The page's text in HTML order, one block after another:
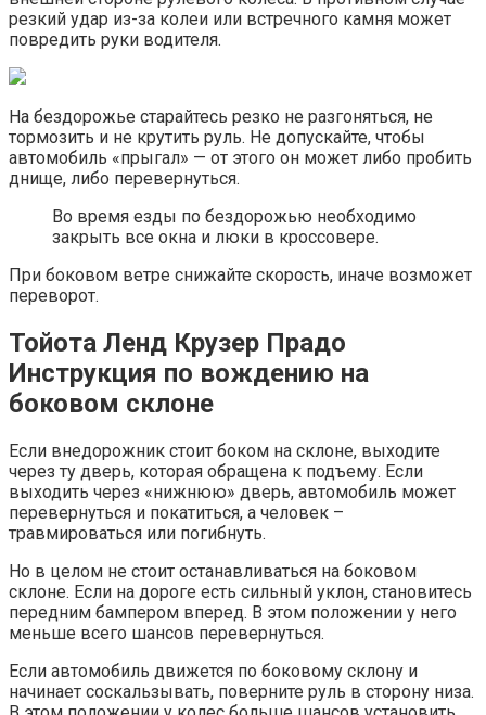
резкий удар из-за колеи или встречного камня может
повредить руки водителя.
На бездорожье старайтесь резко не разгоняться, не
тормозить и не крутить руль. Не допускайте, чтобы
автомобиль «прыгал» — от этого он может либо пробить
днище, либо перевернуться.
Во время езды по бездорожью необходимо
закрыть все окна и люки в кроссовере.
При боковом ветре снижайте скорость, иначе возможет
переворот.
Тойота Ленд Крузер Прадо
Инструкция по вождению на
боковом склоне
Если внедорожник стоит боком на склоне, выходите
через ту дверь, которая обращена к подъему. Если
выходить через «нижнюю» дверь, автомобиль может
перевернуться и покатиться, а человек –
травмироваться или погибнуть.
Но в целом не стоит останавливаться на боковом
склоне. Если на дороге есть сильный уклон, становитесь
передним бампером вперед. В этом положении у него
меньше всего шансов перевернуться.
Если автомобиль движется по боковому склону и
начинает соскальзывать, поверните руль в сторону низа.